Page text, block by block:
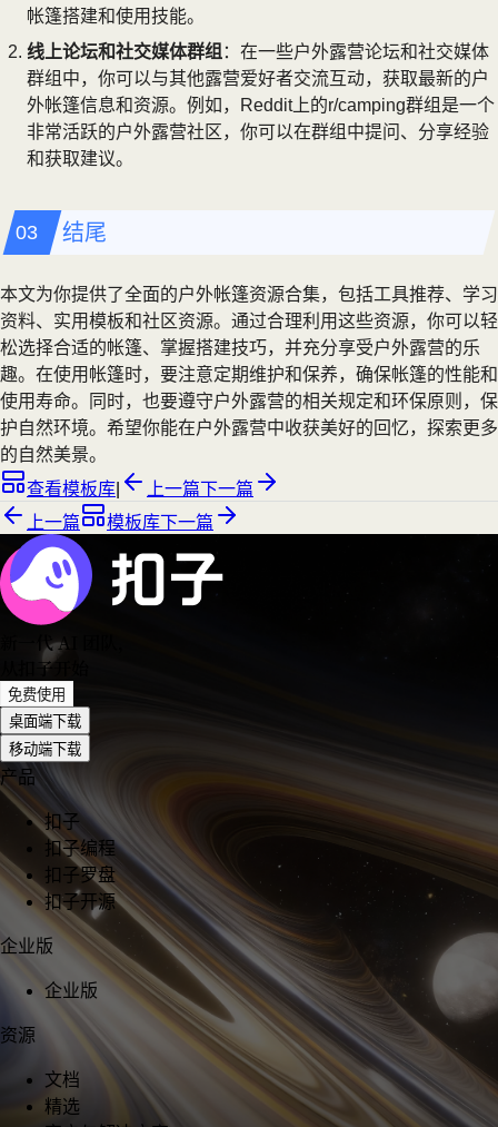
帐篷搭建和使用技能。
线上论坛和社交媒体群组 ：在一些户外露营论坛和社交媒体
群组中，你可以与其他露营爱好者交流互动，获取最新的户
外帐篷信息和资源。例如，Reddit上的r/camping群组是一个
非常活跃的户外露营社区，你可以在群组中提问、分享经验
和获取建议。
结尾
本文为你提供了全面的户外帐篷资源合集，包括工具推荐、学习
资料、实用模板和社区资源。通过合理利用这些资源，你可以轻
松选择合适的帐篷、掌握搭建技巧，并充分享受户外露营的乐
趣。在使用帐篷时，要注意定期维护和保养，确保帐篷的性能和
使用寿命。同时，也要遵守户外露营的相关规定和环保原则，保
护自然环境。希望你能在户外露营中收获美好的回忆，探索更多
的自然美景。
查看模板库
上一篇下一篇
上一篇
模板库下一篇
新一代 AI 团队
从扣子开始
免费使用
桌面端下载
移动端下载
产品
扣子
扣子编程
扣子罗盘
扣子开源
企业版
企业版
资源
文档
精选